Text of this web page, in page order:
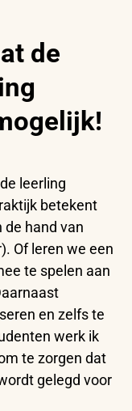
de
leerling
betekent
de hand van
Of leren we een
te spelen aan
en zelfs te
werk ik
te zorgen dat
gelegd voor